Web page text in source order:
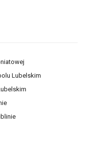
Lubelskim